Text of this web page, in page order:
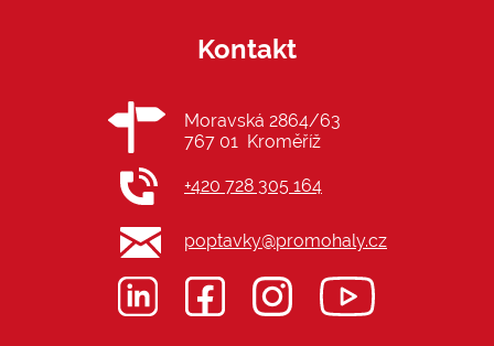
Kontakt
Moravská 2864/63
767 01 Kroměříž
+420 728 305 164
poptavky@promohaly.cz